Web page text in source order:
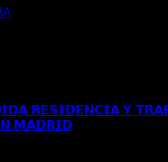
𝗥𝗘𝗦𝗜𝗗𝗘𝗡𝗖𝗜𝗔 𝗬
𝗠𝗔𝗗𝗥𝗜𝗗